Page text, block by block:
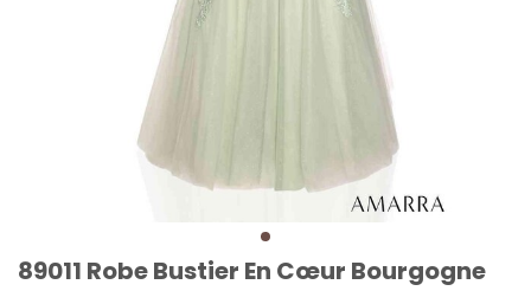
89011 Robe Bustier En Cœur Bourgogne